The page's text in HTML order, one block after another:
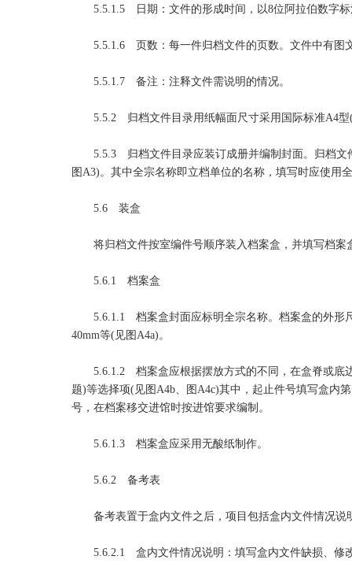
5.5.1.5 日期：文件的形成时间，以8位阿拉伯数字标
5.5.1.6 页数：每一件归档文件的页数。文件中有图
5.5.1.7 备注：注释文件需说明的情况。
5.5.2 归档文件目录用纸幅面尺寸采用国际标准A4型(
5.5.3 归档文件目录应装订成册并编制封面。归档文
图A3)。其中全宗名称即立档单位的名称，填写时应使用
5.6 装盒
将归档文件按室编件号顺序装入档案盒，并填写档案
5.6.1 档案盒
5.6.1.1 档案盒封面应标明全宗名称。档案盒的外形尺
40mm等(见图A4a)。
5.6.1.2 档案盒应根据摆放方式的不同，在盒脊或底边
题)等选择项(见图A4b、图A4c)其中，起止件号填写盒内
号，在档案移交进馆时按进馆要求编制。
5.6.1.3 档案盒应采用无酸纸制作。
5.6.2 备考表
备考表置于盒内文件之后，项目包括盒内文件情况说
5.6.2.1 盒内文件情况说明：填写盒内文件缺损、修